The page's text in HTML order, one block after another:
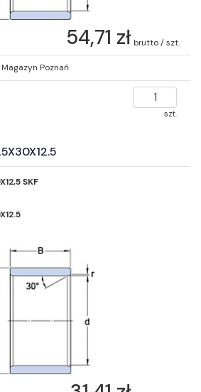
54,71 zł brutto / szt.
Magazyn Poznań
szt.
SKF